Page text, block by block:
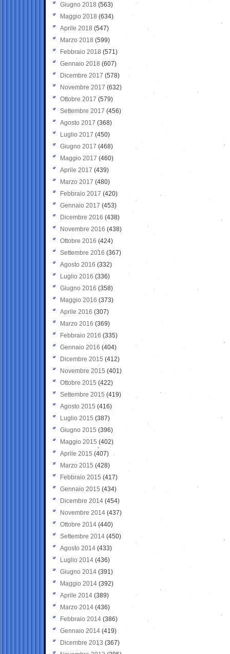
Giugno 2018 (563)
Maggio 2018 (634)
Aprile 2018 (547)
Marzo 2018 (599)
Febbraio 2018 (571)
Gennaio 2018 (607)
Dicembre 2017 (578)
Novembre 2017 (632)
Ottobre 2017 (579)
Settembre 2017 (456)
Agosto 2017 (368)
Luglio 2017 (450)
Giugno 2017 (468)
Maggio 2017 (460)
Aprile 2017 (439)
Marzo 2017 (480)
Febbraio 2017 (420)
Gennaio 2017 (453)
Dicembre 2016 (438)
Novembre 2016 (438)
Ottobre 2016 (424)
Settembre 2016 (367)
Agosto 2016 (332)
Luglio 2016 (336)
Giugno 2016 (358)
Maggio 2016 (373)
Aprile 2016 (307)
Marzo 2016 (369)
Febbraio 2016 (335)
Gennaio 2016 (404)
Dicembre 2015 (412)
Novembre 2015 (401)
Ottobre 2015 (422)
Settembre 2015 (419)
Agosto 2015 (416)
Luglio 2015 (387)
Giugno 2015 (396)
Maggio 2015 (402)
Aprile 2015 (407)
Marzo 2015 (428)
Febbraio 2015 (417)
Gennaio 2015 (434)
Dicembre 2014 (454)
Novembre 2014 (437)
Ottobre 2014 (440)
Settembre 2014 (450)
Agosto 2014 (433)
Luglio 2014 (436)
Giugno 2014 (391)
Maggio 2014 (392)
Aprile 2014 (389)
Marzo 2014 (436)
Febbraio 2014 (386)
Gennaio 2014 (419)
Dicembre 2013 (367)